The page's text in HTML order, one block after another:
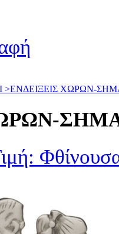
>ΕΝΔΕΙΞΕΙΣ ΧΩΡΩΝ-